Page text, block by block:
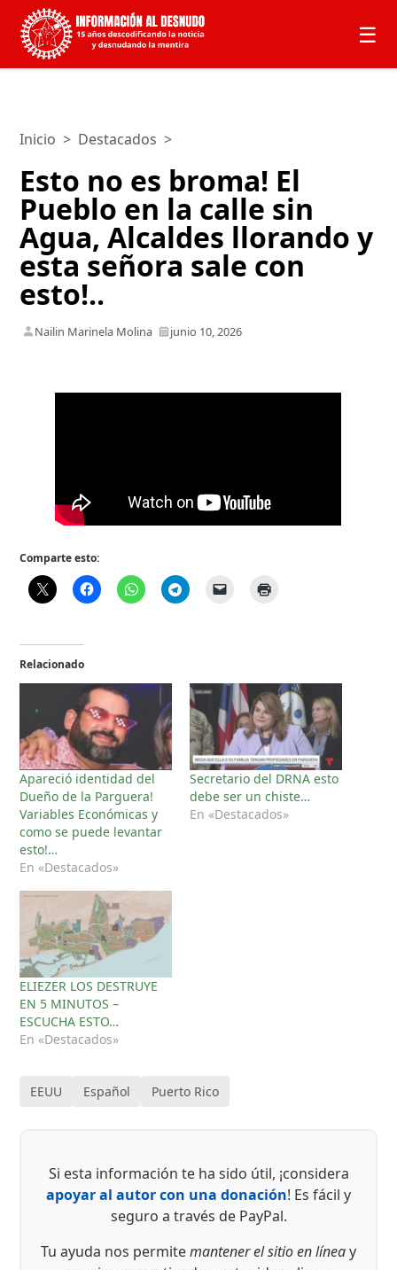
☰
Inicio > Destacados >
Esto no es broma! El
Pueblo en la calle sin
Agua, Alcaldes llorando y
esta señora sale con
esto!..
Nailin Marinela Molina junio 10, 2026
Comparte esto:
Relacionado
Apareció identidad del
Dueño de la Parguera!
Variables Económicas y
como se puede levantar
esto!…
En «Destacados»
Secretario del DRNA esto
debe ser un chiste…
En «Destacados»
ELIEZER LOS DESTRUYE
EN 5 MINUTOS –
ESCUCHA ESTO…
En «Destacados»
EEUU Español Puerto Rico
Si esta información te ha sido útil, ¡considera
apoyar al autor con una donación! Es fácil y
seguro a través de PayPal.
Tu ayuda nos permitemantener el sitio en líneay